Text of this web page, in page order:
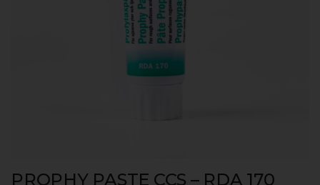
PROPHY PASTE CCS – RDA 170